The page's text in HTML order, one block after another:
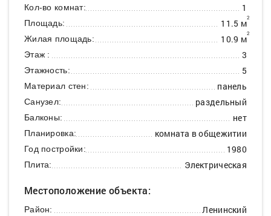
Кол-во комнат: 1
Площадь: 11.5 м2
Жилая площадь: 10.9 м2
Этаж : 3
Этажность: 5
Материал стен: панель
Санузел: раздельный
Балконы: нет
Планировка: комната в общежитии
Год постройки: 1980
Плита: Электрическая
Местоположение объекта:
Район: Ленинский